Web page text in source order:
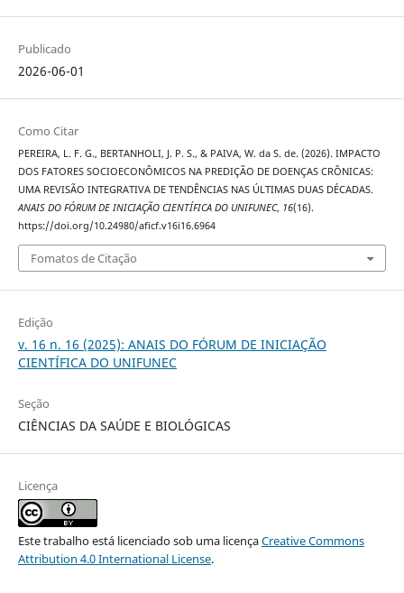
Publicado
2026-06-01
Como Citar
PEREIRA, L. F. G., BERTANHOLI, J. P. S., & PAIVA, W. da S. de. (2026). IMPACTO
DOS FATORES SOCIOECONÔMICOS NA PREDIÇÃO DE DOENÇAS CRÔNICAS:
UMA REVISÃO INTEGRATIVA DE TENDÊNCIAS NAS ÚLTIMAS DUAS DÉCADAS.
ANAIS DO FÓRUM DE INICIAÇÃO CIENTÍFICA DO UNIFUNEC, 16(16).
https://doi.org/10.24980/aficf.v16i16.6964
Fomatos de Citação
Edição
v. 16 n. 16 (2025): ANAIS DO FÓRUM DE INICIAÇÃO
CIENTÍFICA DO UNIFUNEC
Seção
CIÊNCIAS DA SAÚDE E BIOLÓGICAS
Licença
Este trabalho está licenciado sob uma licençaCreative Commons
Attribution 4.0 International License.